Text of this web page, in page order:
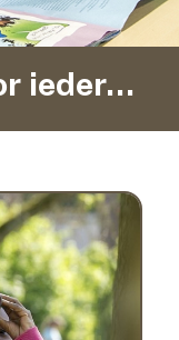
basisonderwijs voor iedereen